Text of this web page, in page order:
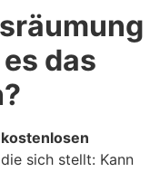
das
kostenlosen
sich stellt: Kann